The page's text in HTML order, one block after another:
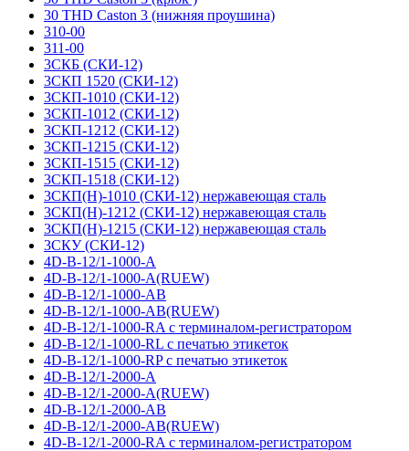
30 THD Caston 3 (нижняя проушина)
310-00
311-00
3СКБ (СКИ-12)
3СКП 1520 (СКИ-12)
3СКП-1010 (СКИ-12)
3СКП-1012 (СКИ-12)
3СКП-1212 (СКИ-12)
3СКП-1215 (СКИ-12)
3СКП-1515 (СКИ-12)
3СКП-1518 (СКИ-12)
3СКП(Н)-1010 (СКИ-12) нержавеющая сталь
3СКП(Н)-1212 (СКИ-12) нержавеющая сталь
3СКП(Н)-1215 (СКИ-12) нержавеющая сталь
3СКУ (СКИ-12)
4D-B-12/1-1000-A
4D-B-12/1-1000-A(RUEW)
4D-B-12/1-1000-AB
4D-B-12/1-1000-AB(RUEW)
4D-B-12/1-1000-RA с терминалом-регистратором
4D-B-12/1-1000-RL с печатью этикеток
4D-B-12/1-1000-RP с печатью этикеток
4D-B-12/1-2000-A
4D-B-12/1-2000-A(RUEW)
4D-B-12/1-2000-AB
4D-B-12/1-2000-AB(RUEW)
4D-B-12/1-2000-RA с терминалом-регистратором